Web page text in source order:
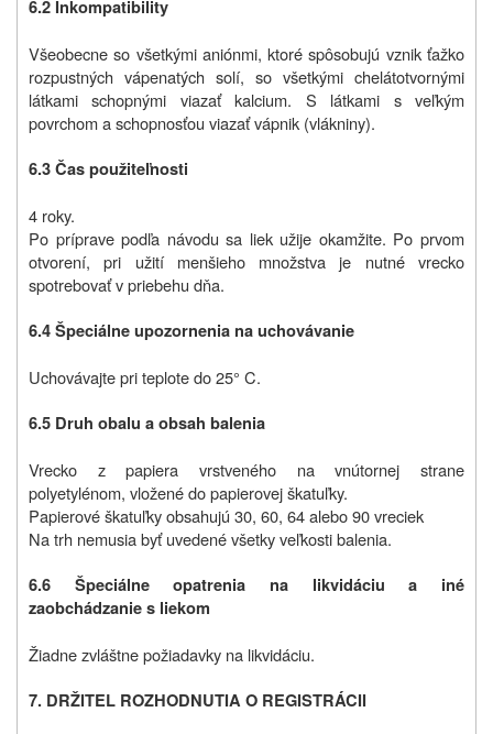
6.2 Inkompatibility
Všeobecne so všetkými aniónmi, ktoré spôsobujú vznik ťažko
rozpustných vápenatých solí, so všetkými chelátotvornými
látkami schopnými viazať kalcium. S látkami s veľkým
povrchom a schopnosťou viazať vápnik (vlákniny).
6.3 Čas použiteľnosti
4 roky.
Po príprave podľa návodu sa liek užije okamžite. Po prvom
otvorení, pri užití menšieho množstva je nutné vrecko
spotrebovať v priebehu dňa.
6.4 Špeciálne upozornenia na uchovávanie
Uchovávajte pri teplote do 25° C.
6.5 Druh obalu a obsah balenia
Vrecko z papiera vrstveného na vnútornej strane
polyetylénom, vložené do papierovej škatuľky.
Papierové škatuľky obsahujú 30, 60, 64 alebo 90 vreciek
Na trh nemusia byť uvedené všetky veľkosti balenia.
6.6 Špeciálne opatrenia na likvidáciu a iné
zaobchádzanie s liekom
Žiadne zvláštne požiadavky na likvidáciu.
7. DRŽITEL ROZHODNUTIA O REGISTRÁCII